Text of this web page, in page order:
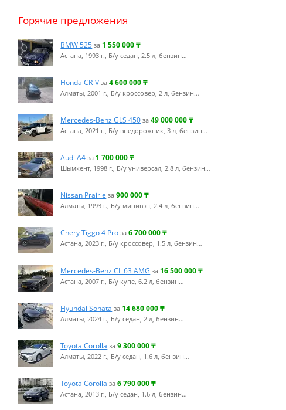
Горячие предложения
BMW 525 за 1 550 000₸
Астана, 1993 г., Б/у седан, 2.5 л, бензин…
Honda CR-V за4 600 000₸
Алматы, 2001 г., Б/у кроссовер, 2 л, бензин…
Mercedes-Benz GLS 450 за49 000 000₸
Астана, 2021 г., Б/у внедорожник, 3 л, бензин…
Audi A4 за 1 700 000₸
Шымкент, 1998 г., Б/у универсал, 2.8 л, бензин…
Nissan Prairie за900 000₸
Алматы, 1993 г., Б/у минивэн, 2.4 л, бензин…
Chery Tiggo 4 Pro за6 700 000₸
Астана, 2023 г., Б/у кроссовер, 1.5 л, бензин…
Mercedes-Benz CL 63 AMG за 16 500 000₸
Астана, 2007 г., Б/у купе, 6.2 л, бензин…
Hyundai Sonata за 14 680 000₸
Алматы, 2024 г., Б/у седан, 2 л, бензин…
Toyota Corolla за9 300 000₸
Алматы, 2022 г., Б/у седан, 1.6 л, бензин…
Toyota Corolla за6 790 000₸
Астана, 2013 г., Б/у седан, 1.6 л, бензин…